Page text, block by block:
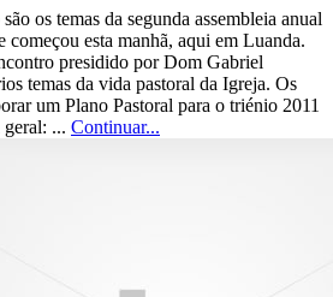
os temas da segunda assembleia anual
esta manhã, aqui em Luanda.
presidido por Dom Gabriel
temas da vida pastoral da Igreja. Os
um Plano Pastoral para o triénio 2011
... Continuar...